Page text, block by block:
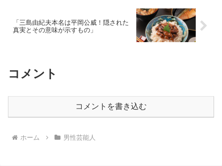
「三島由紀夫本名は平岡公威！隠された
真実とその意味が示すもの」
コメント
コメントを書き込む
ホーム 男性芸能人